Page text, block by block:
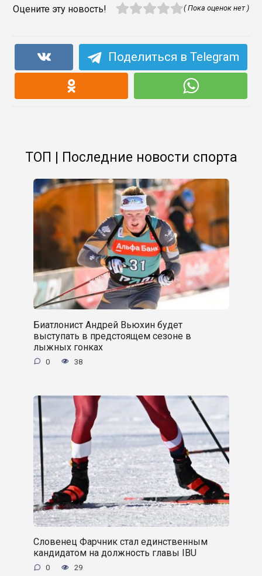
Оцените эту новость! ( Пока оценок нет )
Поделиться в Telegram
ТОП | Последние новости спорта
Биатлонист Андрей Вьюхин будет
выступать в предстоящем сезоне в
лыжных гонках
0 38
Словенец Фарчник стал единственным
кандидатом на должность главы IBU
0 29